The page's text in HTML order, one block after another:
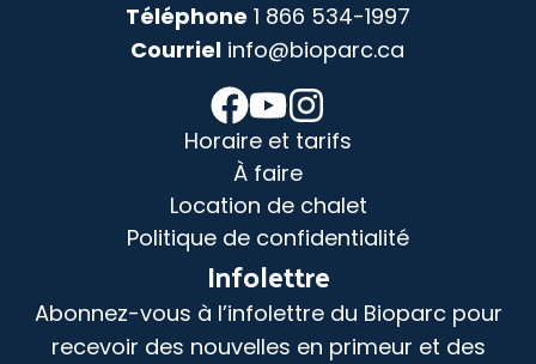
Téléphone 1 866 534-1997
Courriel info@bioparc.ca
Horaire et tarifs
À faire
Location de chalet
Politique de confidentialité
Infolettre
Abonnez-vous à l’infolettre du Bioparc pour
recevoir des nouvelles en primeur et des